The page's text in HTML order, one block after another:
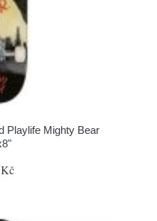
Playlife Mighty Bear